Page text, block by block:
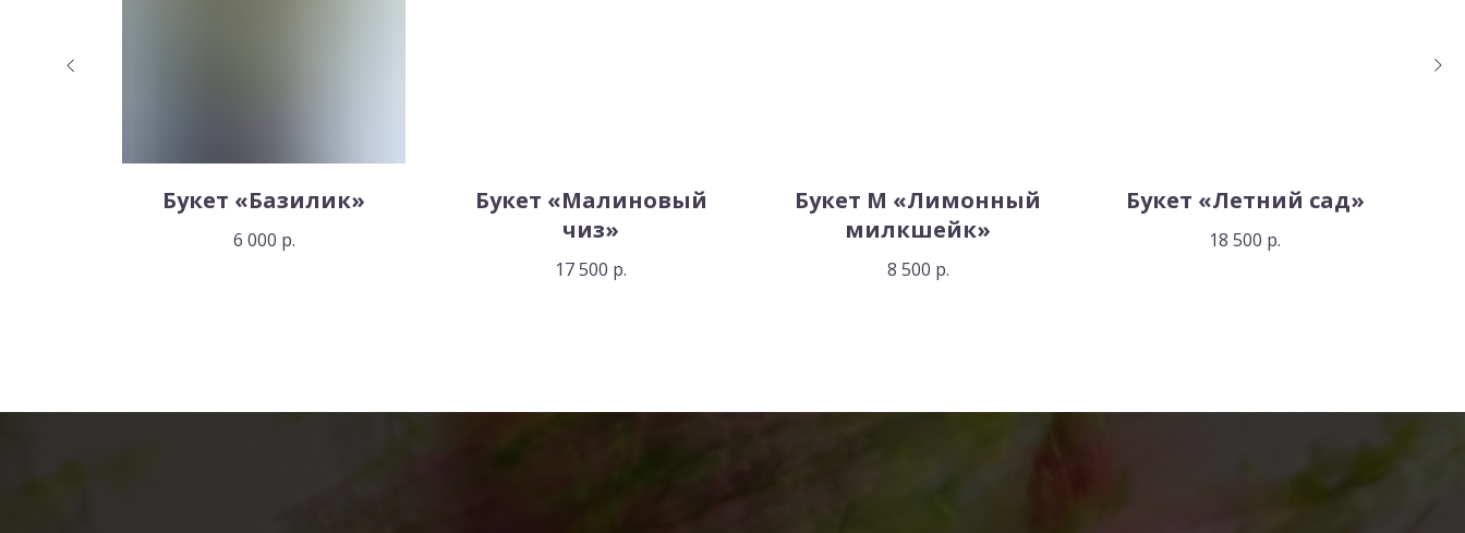
Букет «Базилик»
6 000 р.
Букет «Малиновый
чиз»
17 500 р.
Букет М «Лимонный
милкшейк»
8 500 р.
Букет «Летний сад»
18 500 р.